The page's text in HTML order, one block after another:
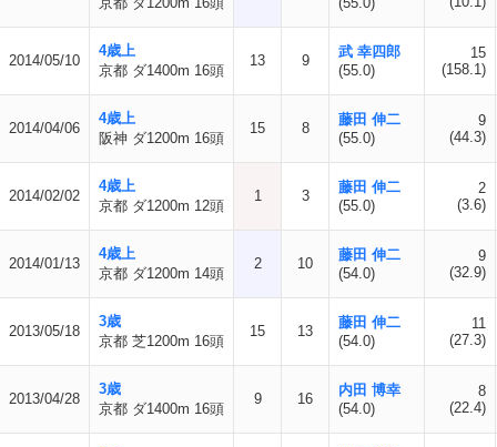
2014/05/10
4歳上
京都 ダ1400m 16頭
13 9
武 幸四郎
(55.0)
15
(158.1)
2014/04/06
4歳上
阪神 ダ1200m 16頭
15 8
藤田 伸二
(55.0)
9
(44.3)
2014/02/02
4歳上
京都 ダ1200m 12頭
1 3
藤田 伸二
(55.0)
2
(3.6)
2014/01/13
4歳上
京都 ダ1200m 14頭
2 10
藤田 伸二
(54.0)
9
(32.9)
2013/05/18
3歳
京都 芝1200m 16頭
15 13
藤田 伸二
(54.0)
11
(27.3)
2013/04/28
3歳
京都 ダ1400m 16頭
9 16
内田 博幸
(54.0)
8
(22.4)